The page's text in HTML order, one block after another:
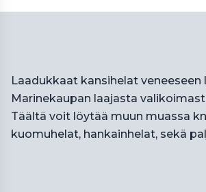
Laadukkaat kansihelat veneeseen
Marinekaupan laajasta
Täältä voit löytää muun muassa
kuomuhelat, hankainhelat, sekä